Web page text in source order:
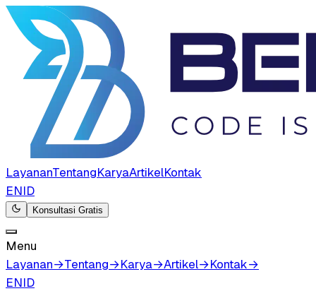
LayananTentangKaryaArtikelKontak
ENID
Konsultasi Gratis
Menu
Layanan→Tentang→Karya→Artikel→Kontak→
ENID